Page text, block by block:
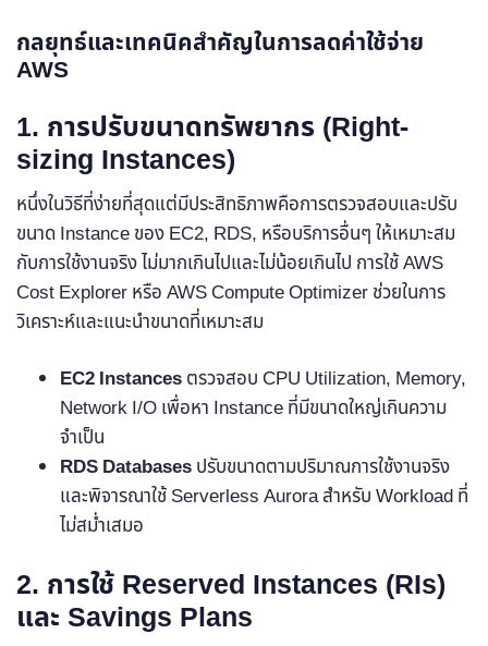
กลยุทธ์และเทคนิคสำคัญในการลดค่าใช้จ่าย
AWS
1. การปรับขนาดทรัพยากร (Right-
sizing Instances)
หนึ่งในวิธีที่ง่ายที่สุดแต่มีประสิทธิภาพคือการตรวจสอบและปรับ
ขนาด Instance ของ EC2, RDS, หรือบริการอื่นๆ ให้เหมาะสม
กับการใช้งานจริง ไม่มากเกินไปและไม่น้อยเกินไป การใช้ AWS
Cost Explorer หรือ AWS Compute Optimizer ช่วยในการ
วิเคราะห์และแนะนำขนาดที่เหมาะสม
EC2 Instancesตรวจสอบ CPU Utilization, Memory,
Network I/O เพื่อหา Instance ที่มีขนาดใหญ่เกินความ
จำเป็น
RDS Databasesปรับขนาดตามปริมาณการใช้งานจริง
และพิจารณาใช้ Serverless Aurora สำหรับ Workload ที่
ไม่สม่ำเสมอ
2. การใช้ Reserved Instances (RIs)
และ Savings Plans